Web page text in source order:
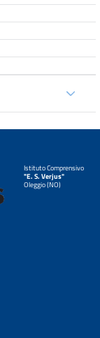
Istituto Comprensivo
"E. S. Verjus"
Oleggio (NO)